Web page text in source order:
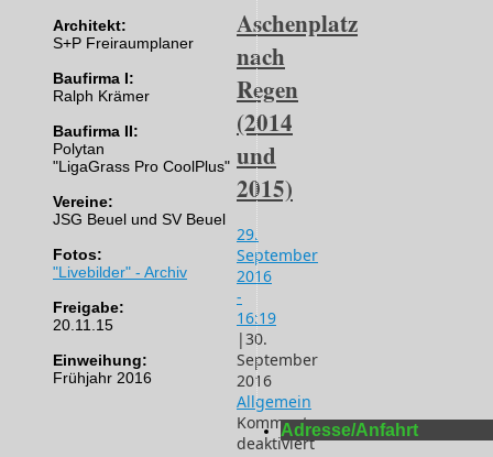
Aschenplatz
nach
Regen
(2014
und
2015)
29.
September
2016
-
16:19
|30.
September
2016
Allgemein
Kommentare
deaktiviert
Architekt:
S+P Freiraumplaner
Baufirma I:
Ralph Krämer
Baufirma II:
Polytan
"LigaGrass Pro CoolPlus"
Vereine:
JSG Beuel und SV Beuel
Fotos:
"Livebilder" - Archiv
Freigabe:
20.11.15
Einweihung:
Frühjahr 2016
Adresse/Anfahrt